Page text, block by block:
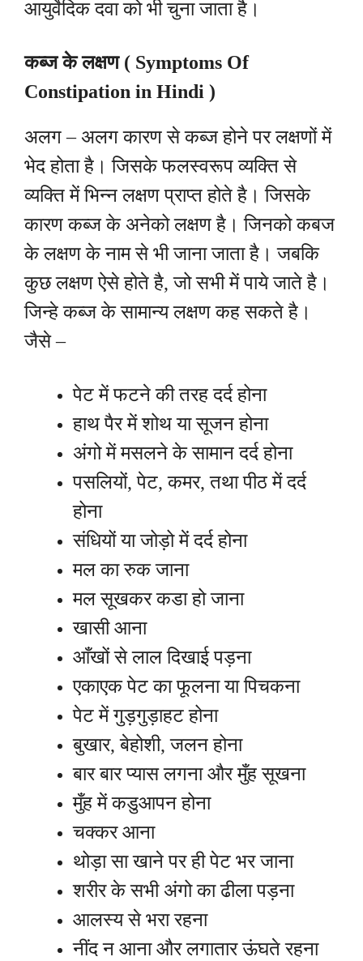
आयुर्वेदिक दवा को भी चुना जाता है।
कब्ज के लक्षण ( Symptoms Of
Constipation in Hindi )
अलग – अलग कारण से कब्ज होने पर लक्षणों में
भेद होता है। जिसके फलस्वरूप व्यक्ति से
व्यक्ति में भिन्न लक्षण प्राप्त होते है। जिसके
कारण कब्ज के अनेको लक्षण है। जिनको कबज
के लक्षण के नाम से भी जाना जाता है। जबकि
कुछ लक्षण ऐसे होते है, जो सभी में पाये जाते है।
जिन्हे कब्ज के सामान्य लक्षण कह सकते है।
जैसे –
पेट में फटने की तरह दर्द होना
हाथ पैर में शोथ या सूजन होना
अंगो में मसलने के सामान दर्द होना
पसलियों, पेट, कमर, तथा पीठ में दर्द
होना
संधियों या जोड़ो में दर्द होना
मल का रुक जाना
मल सूखकर कडा हो जाना
खासी आना
आँखों से लाल दिखाई पड़ना
एकाएक पेट का फूलना या पिचकना
पेट में गुड़गुड़ाहट होना
बुखार, बेहोशी, जलन होना
बार बार प्यास लगना और मुँह सूखना
मुँह में कडुआपन होना
चक्कर आना
थोड़ा सा खाने पर ही पेट भर जाना
शरीर के सभी अंगो का ढीला पड़ना
आलस्य से भरा रहना
नींद न आना और लगातार ऊंघते रहना